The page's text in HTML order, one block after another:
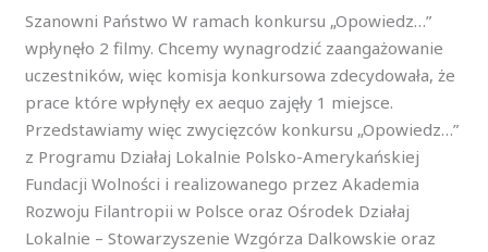
Szanowni Państwo W ramach konkursu „Opowiedz…”
wpłynęło 2 filmy. Chcemy wynagrodzić zaangażowanie
uczestników, więc komisja konkursowa zdecydowała, że
prace które wpłynęły ex aequo zajęły 1 miejsce.
Przedstawiamy więc zwycięzców konkursu „Opowiedz…”
z Programu Działaj Lokalnie Polsko-Amerykańskiej
Fundacji Wolności i realizowanego przez Akademia
Rozwoju Filantropii w Polsce oraz Ośrodek Działaj
Lokalnie – Stowarzyszenie Wzgórza Dalkowskie oraz